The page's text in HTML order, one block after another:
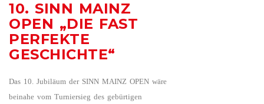
10. SINN MAINZ
OPEN „DIE FAST
PERFEKTE
GESCHICHTE“
Das 10. Jubiläum der SINN MAINZ OPEN wäre
beinahe vom Turniersieg des gebürtigen